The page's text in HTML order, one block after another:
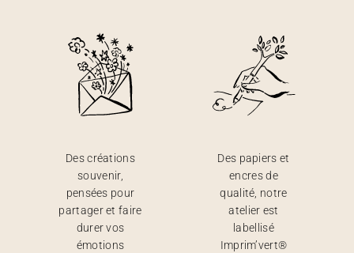
Des créations
souvenir,
pensées pour
partager et faire
durer vos
émotions
Des papiers et
encres de
qualité, notre
atelier est
labellisé
Imprim’vert®